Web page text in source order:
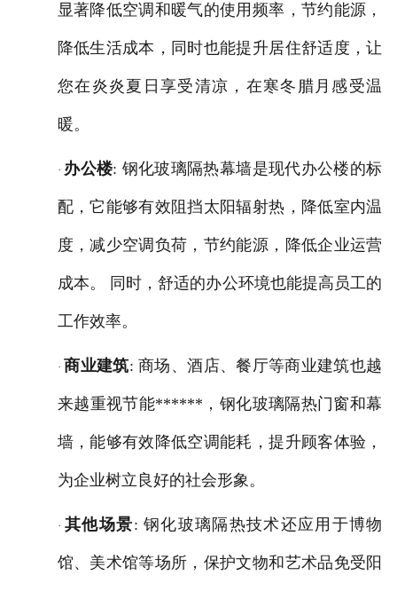
显著降低空调和暖气的使用频率，节约能源，
降低生活成本，同时也能提升居住舒适度，让
您在炎炎夏日享受清凉，在寒冬腊月感受温
暖。
· 办公楼: 钢化玻璃隔热幕墙是现代办公楼的标
配，它能够有效阻挡太阳辐射热，降低室内温
度，减少空调负荷，节约能源，降低企业运营
成本。 同时，舒适的办公环境也能提高员工的
工作效率。
· 商业建筑: 商场、酒店、餐厅等商业建筑也越
来越重视节能******，钢化玻璃隔热门窗和幕
墙，能够有效降低空调能耗，提升顾客体验，
为企业树立良好的社会形象。
·其他场景: 钢化玻璃隔热技术还应用于博物
馆、美术馆等场所，保护文物和艺术品免受阳